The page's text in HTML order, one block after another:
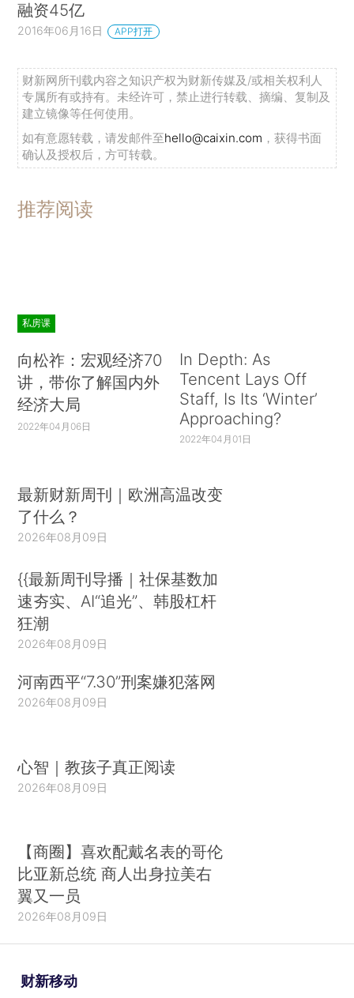
融资45亿
2016年06月16日 APP打开
财新网所刊载内容之知识产权为财新传媒及/或相关权利人
专属所有或持有。未经许可，禁止进行转载、摘编、复制及
建立镜像等任何使用。
如有意愿转载，请发邮件至hello@caixin.com ，获得书面
确认及授权后，方可转载。
推荐阅读
私房课
向松祚：宏观经济70
讲，带你了解国内外
经济大局
2022年04月06日
In Depth: As
Tencent Lays Off
Staff, Is Its ‘Winter’
Approaching?
2022年04月01日
最新财新周刊｜欧洲高温改变
了什么？
2026年08月09日
{{最新周刊导播｜社保基数加
速夯实、AI“追光”、韩股杠杆
狂潮
2026年08月09日
河南西平“7.30”刑案嫌犯落网
2026年08月09日
心智｜教孩子真正阅读
2026年08月09日
【商圈】喜欢配戴名表的哥伦
比亚新总统 商人出身拉美右
翼又一员
2026年08月09日
财新移动